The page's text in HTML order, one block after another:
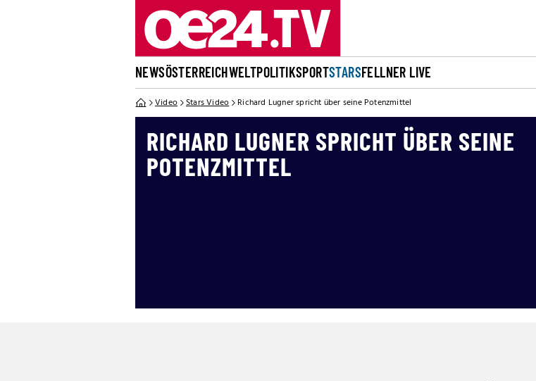
NEWSÖSTERREICHWELTPOLITIKSPORTSTARSFELLNER LIVE
Video Stars Video Richard Lugner spricht über seine Potenzmittel
RICHARD LUGNER SPRICHT ÜBER SEINE
POTENZMITTEL